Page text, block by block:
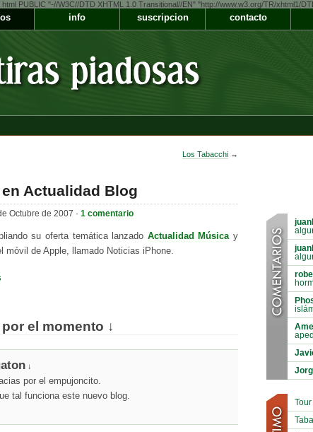
html PUBLIC "-//W3C//DTD XHTML 1.0 Transitional//EN" "http://www.w3.org/TR/xhtml1/
info suscripcion contacto
Los Tabacchi →
Actualidad Blog
Octubre de 2007 · 1 comentario
su oferta temática lanzado Actualidad Música y
móvil de Apple, llamado Noticias iPhone.
el momento ↓
↓
por el empujoncito.
tal funciona este nuevo blog.